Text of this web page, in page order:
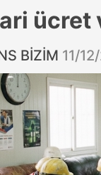
ücret
BİZİM 11/